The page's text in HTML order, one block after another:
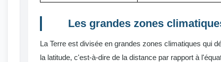
Les grandes zones
La Terre est divisée en grandes zones climatiques qui
la latitude, c'est-à-dire de la distance par rapport à